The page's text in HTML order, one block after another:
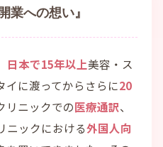
業への想い』
日本で15年以上美容・ス
イに渡ってからさらに20
ニックでの医療通訳、
ニックにおける外国人向